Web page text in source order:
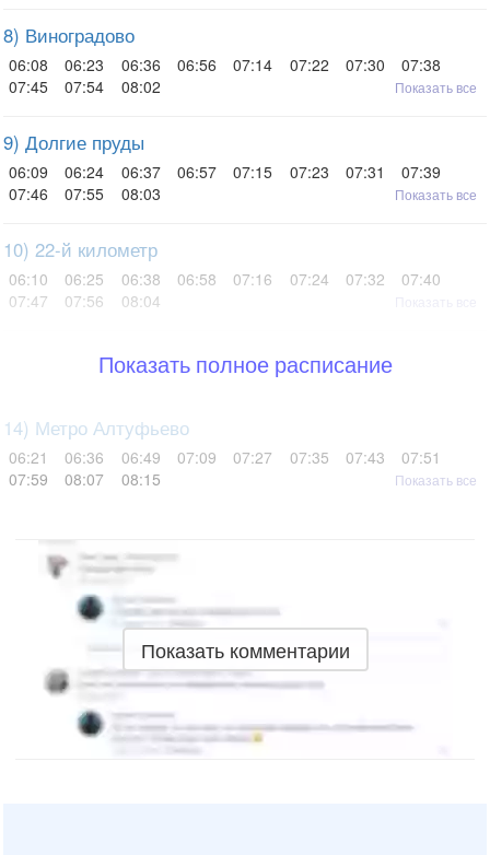
8) Виноградово
06:08 06:23 06:36 06:56 07:14 07:22 07:30
07:38
07:45
07:54 08:02 Показать все
9) Долгие пруды
06:09 06:24 06:37 06:57 07:15 07:23 07:31
07:39
07:46
07:55 08:03 Показать все
10) 22-й километр
06:10 06:25 06:38 06:58 07:16 07:24 07:32
07:40
07:47
07:56 08:04
Показать полное расписание
14) Метро Алтуфьево
06:21 06:36 06:49 07:09 07:27 07:35 07:43
07:51
07:59
08:07 08:15 Показать все
Показать комментарии